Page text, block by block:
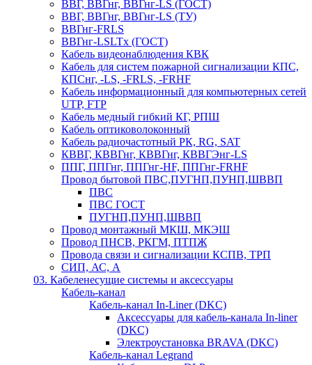
ВВГ, ВВГнг, ВВГнг-LS (ГОСТ)
ВВГ, ВВГнг, ВВГнг-LS (ТУ)
ВВГнг-FRLS
ВВГнг-LSLTx (ГОСТ)
Кабель видеонаблюдения КВК
Кабель для систем пожарной сигнализации КПС,
КПСнг, -LS, -FRLS, -FRHF
Кабель информационный для компьютерных сетей
UTP, FTP
Кабель медный гибкий КГ, РПШ
Кабель оптиковолоконный
Кабель радиочастотный РК, RG, SAT
КВВГ, КВВГнг, КВВГнг, КВВГЭнг-LS
ППГ, ППГнг, ППГнг-HF, ППГнг-FRHF
Провод бытовой ПВС,ПУГНП,ПУНП,ШВВП
ПВС
ПВС ГОСТ
ПУГНП,ПУНП,ШВВП
Провод монтажный МКШ, МКЭШ
Провод ПНСВ, РКГМ, ПТПЖ
Провода связи и сигнализации КСПВ, ТРП
СИП, АС, А
03. Кабеленесущие системы и аксессуары
Кабель-канал
Кабель-канал In-Liner (DKC)
Аксессуары для кабель-канала In-liner
(DKC)
Электроустановка BRAVA (DKC)
Кабель-канал Legrand